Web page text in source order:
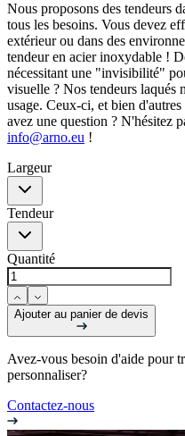
Nous proposons des tendeurs
tous les besoins. Vous devez
extérieur ou dans des
tendeur en acier inoxydable !
nécessitant une "invisibilité"
visuelle ? Nos tendeurs laqués
usage. Ceux-ci, et bien
avez une question ? N'hésitez
info@arno.eu !
Largeur
Tendeur
Quantité
Ajouter au panier de devis
Avez-vous besoin d'aide pour
personnaliser?
Contactez-nous